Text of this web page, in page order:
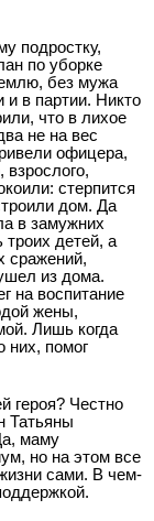
подростку,
по уборке
без мужа
и в партии. Никто
что в лихое
не на вес
офицера,
стерпится
дом. Да
в замужних
детей, а
сражений,
из дома.
на воспитание
жены,
Лишь когда
них, помог
героя? Честно
Татьяны
маму
но на этом все
сами. В чем-